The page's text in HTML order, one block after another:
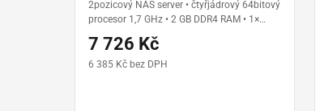
2pozicový NAS server • čtyřjádrový 64bitový
procesor 1,7 GHz • 2 GB DDR4 RAM • 1×
Synology Hybrid RAID (SHR) • operační
systém DiskStation Manager (DSM)
7 726 Kč
6 385 Kč bez DPH